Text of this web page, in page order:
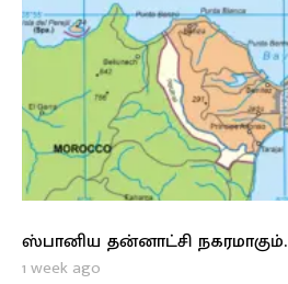
ஸ்பானிய தன்னாட்சி நகரமாகும்.
1 week ago